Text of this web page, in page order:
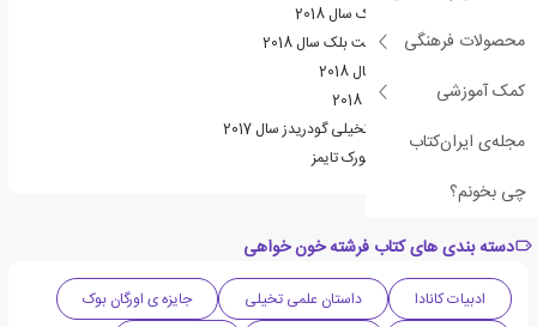
محصولات فرهنگی
کمک آموزشی
مجله‌ی ایران‌کتاب
چی بخونم؟
نامزد جایزه آرتور سی. کلارک سال 2018
نامزد جایزه یادبود جیمز تیت بلک سال 2018
برنده جایزه کتاب اورگان سال 2018
نامزد جایزه سانبرست سال 2018
نامزد بهترین کتاب علمی تخیلی گودریدز سال 2017
از کتاب های پرفروش نیویورک تایمز
دسته بندی های کتاب فرشته خون خواهی
ادبیات کانادا داستان علمی تخیلی
جایزه ی اورگان بوک